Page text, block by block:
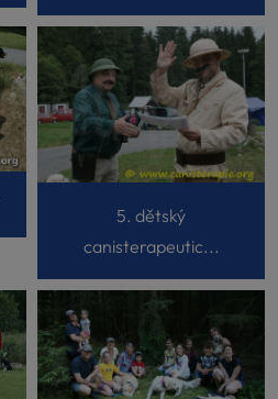
5. dětský
canisterapeutic...